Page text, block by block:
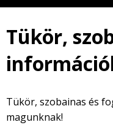
Tükör,
Tükör, szobainas és
magunknak!